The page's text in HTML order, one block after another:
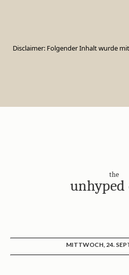
Disclaimer: Folgender Inhalt wurde
the
unhyped
MITTWOCH, 24.